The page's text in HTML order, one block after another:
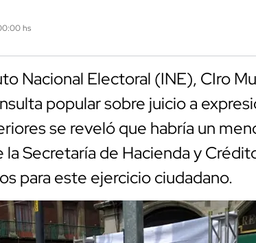
hs
Nacional Electoral (INE), CIro
popular sobre juicio a
se reveló que habría un
la Secretaría de Hacienda y
para este ejercicio ciudadano.